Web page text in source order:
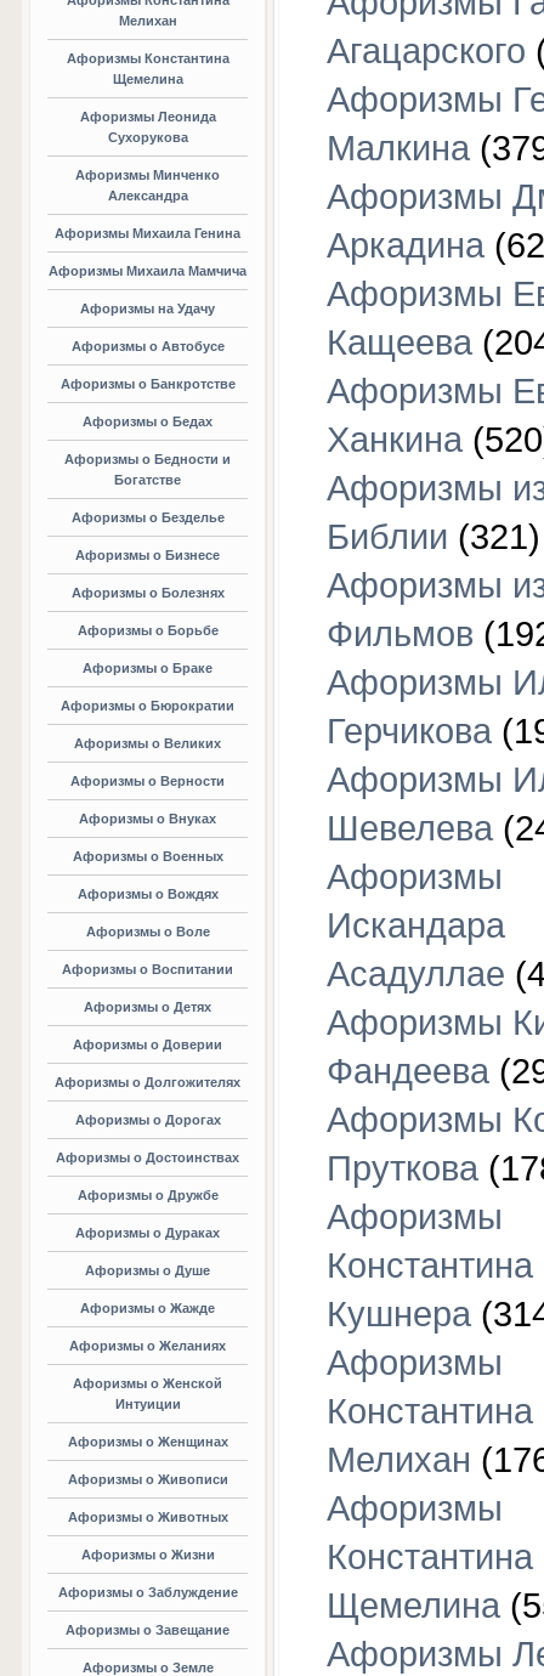
Мелихан
Афоризмы Константина
Щемелина
Афоризмы Леонида
Сухорукова
Афоризмы Минченко
Александра
Афоризмы Михаила Генина
Афоризмы Михаила Мамчича
Афоризмы на Удачу
Афоризмы о Автобусе
Афоризмы о Банкротстве
Афоризмы о Бедах
Афоризмы о Бедности и
Богатстве
Афоризмы о Безделье
Афоризмы о Бизнесе
Афоризмы о Болезнях
Афоризмы о Борьбе
Афоризмы о Браке
Афоризмы о Бюрократии
Афоризмы о Великих
Афоризмы о Верности
Афоризмы о Внуках
Афоризмы о Военных
Афоризмы о Вождях
Афоризмы о Воле
Афоризмы о Воспитании
Афоризмы о Детях
Афоризмы о Доверии
Афоризмы о Долгожителях
Афоризмы о Дорогах
Афоризмы о Достоинствах
Афоризмы о Дружбе
Афоризмы о Дураках
Афоризмы о Душе
Афоризмы о Жажде
Афоризмы о Желаниях
Афоризмы о Женской
Интуиции
Афоризмы о Женщинах
Афоризмы о Живописи
Афоризмы о Животных
Афоризмы о Жизни
Афоризмы о Заблуждение
Афоризмы о Завещание
Афоризмы о Земле
Агацарского
Афоризмы
Малкина
Афоризмы
Аркадина
Афоризмы
Кащеева
Афоризмы
Ханкина
Афоризмы
Библии (321)
Афоризмы
Фильмов
Афоризмы
Герчикова
Афоризмы
Шевелева
Афоризмы
Искандара
Асадуллае
Афоризмы
Фандеева
Афоризмы
Пруткова
Афоризмы
Константина
Кушнера
Афоризмы
Константина
Мелихан
Афоризмы
Константина
Щемелина
Афоризмы